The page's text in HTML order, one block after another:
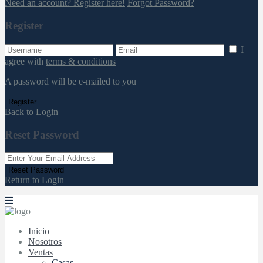
Need an account? Register here! Forgot Password?
Register
I
agree with terms & conditions
A password will be e-mailed to you
Register
Back to Login
Reset Password
Reset Password
Return to Login
Inicio
Nosotros
Ventas